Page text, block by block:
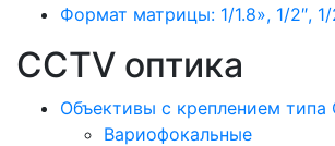
Формат матрицы: 1/1.8», 1/2″, 1/
CCTV оптика
Объективы с креплением типа
Вариофокальные